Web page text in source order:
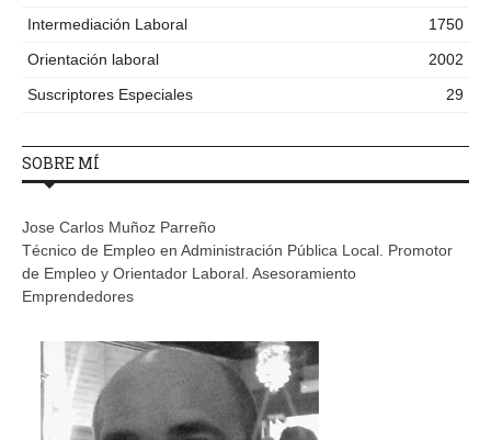
Intermediación Laboral
1750
Orientación laboral
2002
Suscriptores Especiales
29
SOBRE MÍ
Jose Carlos Muñoz Parreño
Técnico de Empleo en Administración Pública Local. Promotor
de Empleo y Orientador Laboral. Asesoramiento
Emprendedores